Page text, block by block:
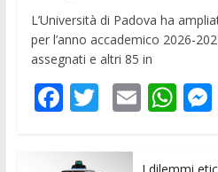
L’Università di Padova ha
per l’anno accademico 2026-
assegnati e altri 85 in
F
e
T
itt
E
ai
W